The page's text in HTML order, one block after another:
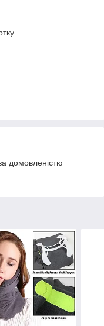
домовленістю